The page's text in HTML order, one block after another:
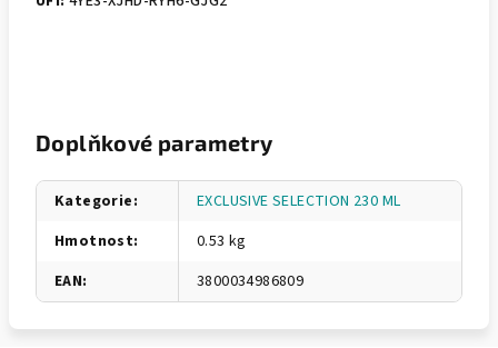
Doplňkové parametry
Kategorie:
EXCLUSIVE SELECTION 230 ML
Hmotnost:
0.53 kg
EAN: 3800034986809